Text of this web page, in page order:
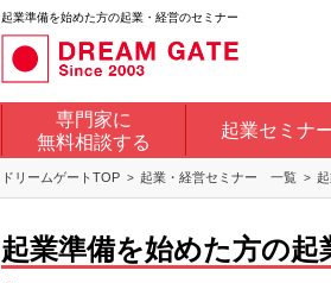
起業準備を始めた方の起業・経営のセミナー
専門家に
無料相談する
起業セミナ
ドリームゲートTOP 起業・経営セミナー 一覧
起業準備を始めた方の